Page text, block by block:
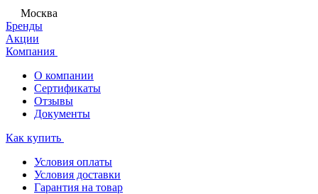
Москва
Бренды
Акции
Компания
О компании
Сертификаты
Отзывы
Документы
Как купить
Условия оплаты
Условия доставки
Гарантия на товар